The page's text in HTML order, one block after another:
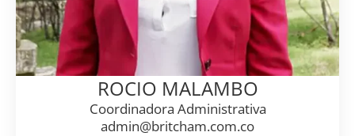
ROCIO MALAMBO
Coordinadora Administrativa
admin@britcham.com.co